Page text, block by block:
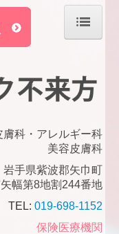
膚科・アレルギー科
美容皮膚科
岩手県紫波郡矢巾町
幅第8地割244番地
TEL: 019-698-1152
保険医療機関